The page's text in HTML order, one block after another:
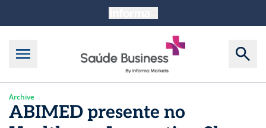
Archive
ABIMED presente no